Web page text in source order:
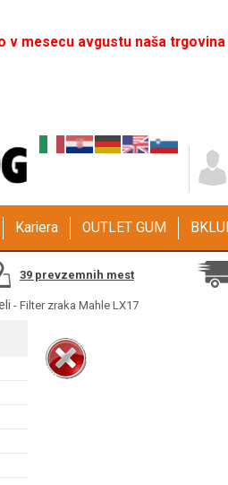
v mesecu avgustu naša
Kariera OUTLET GUM
39 prevzemnih mest
- Filter zraka Mahle LX17